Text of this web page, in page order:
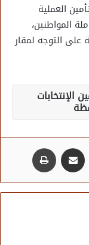
العملية
المواطنين،
على التوجه لمقار
الإنتخابات
مشاركة عبر البريد